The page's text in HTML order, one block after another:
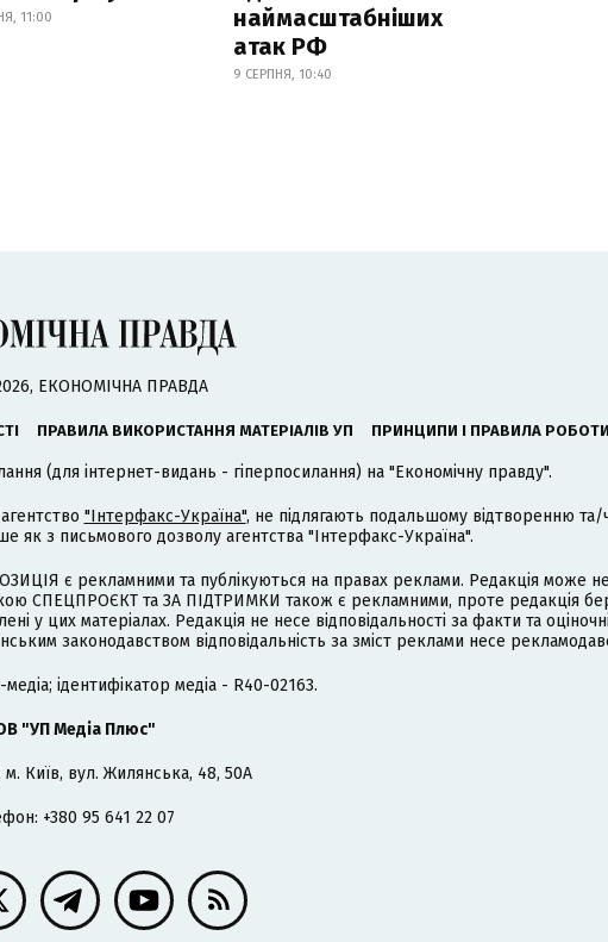
11:00
наймасштабніших
атак РФ
9 СЕРПНЯ, 10:40
ЕКОНОМІЧНА ПРАВДА
ПРАВИЛА ВИКОРИСТАННЯ МАТЕРІАЛІВ УП ПРИНЦИПИ І ПРАВИЛА
(для інтернет-видань - гіперпосилання) на "Економічну правду".
"Інтерфакс-Україна", не підлягають подальшому відтворенню та/
як з письмового дозволу агентства "Інтерфакс-Україна".
є рекламними та публікуються на правах реклами. Редакція може не
СПЕЦПРОЄКТ та ЗА ПІДТРИМКИ також є рекламними, проте редакція
у цих матеріалах. Редакція не несе відповідальності за факти та оціночні
законодавством відповідальність за зміст реклами несе
ідентифікатор медіа - R40-02163.
"УП Медіа Плюс"
м. Київ, вул. Жилянська, 48, 50А
+380 95 641 22 07